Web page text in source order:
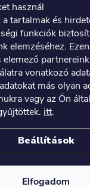
használ
tartalmak és
funkciók
elemzéséhez.
vonatkozó
más olyan
vagy az Ön
itt.
Beállítások
Elfogadom
eshop
003614900180
Facebook
carneo_hu
E- shop Carneo.